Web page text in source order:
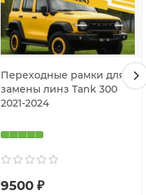
Переходные рамки для
замены линз Tank 300
2021-2024
9500 ₽